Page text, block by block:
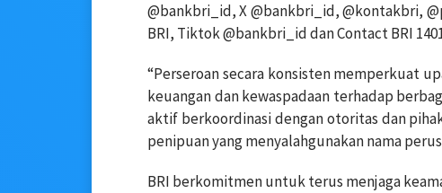
@bankbri_id, X @bankbri_id, @kontakbri,
BRI, Tiktok @bankbri_id dan Contact BRI
“Perseroan secara konsisten memperkuat
keuangan dan kewaspadaan terhadap
aktif berkoordinasi dengan otoritas dan
penipuan yang menyalahgunakan nama
BRI berkomitmen untuk terus menjaga